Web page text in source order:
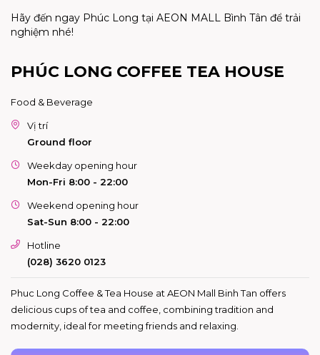
Hãy đến ngay Phúc Long tại AEON MALL Bình Tân để trải
nghiệm nhé!
PHÚC LONG COFFEE TEA HOUSE
Food & Beverage
Vị trí
Ground floor
Weekday opening hour
Mon-Fri 8:00 - 22:00
Weekend opening hour
Sat-Sun 8:00 - 22:00
Hotline
(028) 3620 0123
Phuc Long Coffee & Tea House at AEON Mall Binh Tan offers
delicious cups of tea and coffee, combining tradition and
modernity, ideal for meeting friends and relaxing.